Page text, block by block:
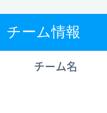
チーム情報
チーム名